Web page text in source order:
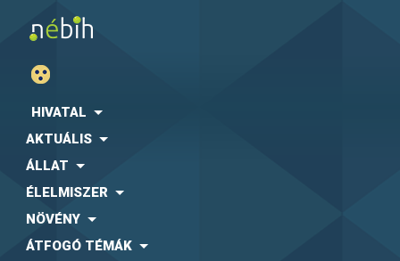
HIVATAL
AKTUÁLIS
ÁLLAT
ÉLELMISZER
NÖVÉNY
ÁTFOGÓ TÉMÁK